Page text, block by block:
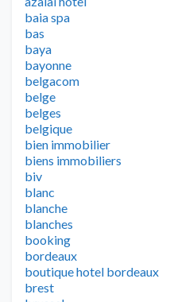
baia spa
bas
baya
bayonne
belgacom
belge
belges
belgique
bien immobilier
biens immobiliers
biv
blanc
blanche
blanches
booking
bordeaux
boutique hotel bordeaux
brest